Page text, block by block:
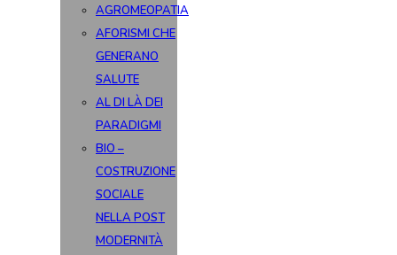
AGROMEOPATIA
AFORISMI CHE
GENERANO
SALUTE
AL DI LÀ DEI
PARADIGMI
BIO –
COSTRUZIONE
SOCIALE
NELLA POST
MODERNITÀ